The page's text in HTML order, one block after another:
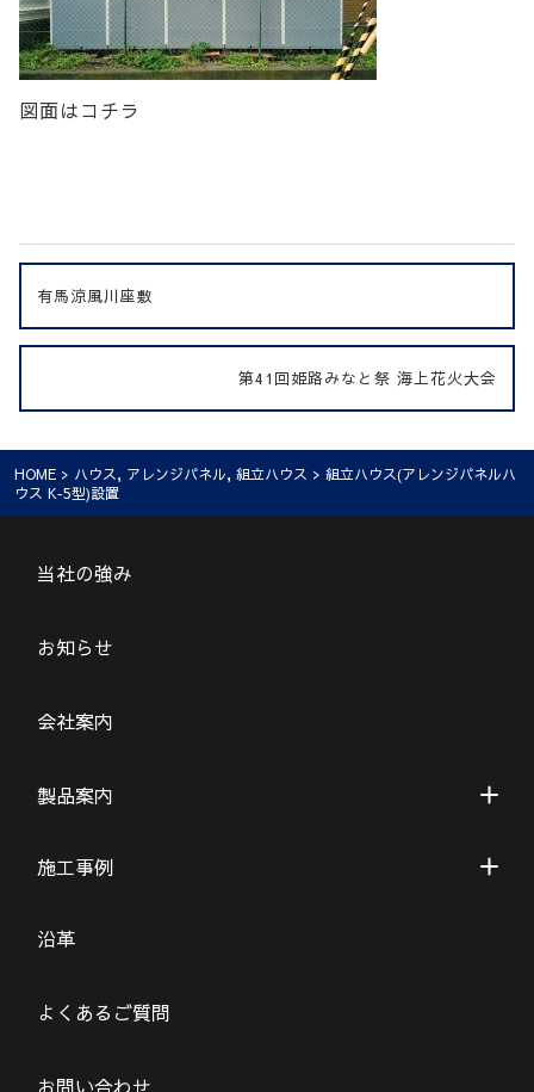
図面はコチラ
有馬涼風川座敷
第41回姫路みなと祭 海上花火大会
HOME > ハウス, アレンジパネル, 組立ハウス > 組立ハウス(アレンジパネルハ
ウス K‐5型)設置
当社の強み
お知らせ
会社案内
製品案内
施工事例
沿革
よくあるご質問
お問い合わせ